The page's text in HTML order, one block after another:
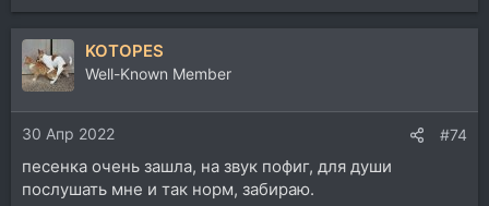
е
а
ц
и
и
:
KOTOPES
Well-Known Member
30 Апр 2022 #74
песенка очень зашла, на звук пофиг, для души
послушать мне и так норм, забираю.